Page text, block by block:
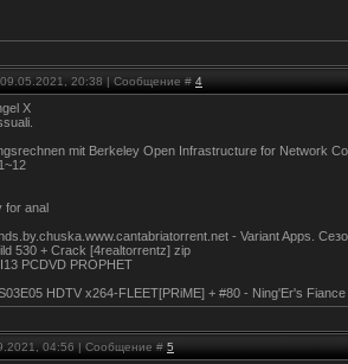
09.05.2021, 20:38 | Сообщение # 4
X
mit Berkeley Open Infrastructure for Network
for anal
- Variant Apps.
530 + Crack [4realtorrentz] zip
PCDVD PROPHET
HDTV x264-FLEET[PRiME] + #80 - Ning'Er's
04:56 | Сообщение # 5